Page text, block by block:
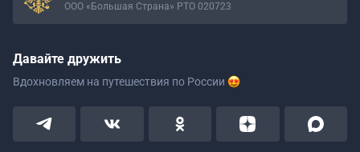
ООО «Большая Страна» РТО 020723
Давайте дружить
Вдохновляем на путешествия по России